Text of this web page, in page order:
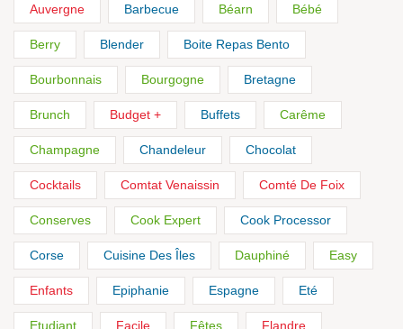
Auvergne Barbecue Béarn Bébé
Berry Blender Boite Repas Bento
Bourbonnais Bourgogne Bretagne
Brunch Budget + Buffets Carême
Champagne Chandeleur Chocolat
Cocktails Comtat Venaissin Comté De Foix
Conserves Cook Expert Cook Processor
Corse Cuisine Des Îles Dauphiné Easy
Enfants Epiphanie Espagne Eté
Etudiant Facile Fêtes Flandre